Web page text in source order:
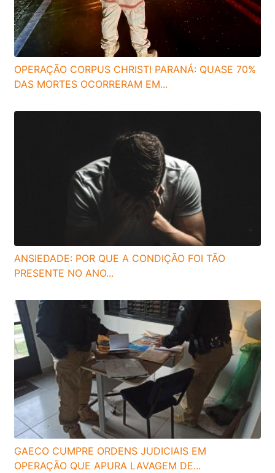
OPERAÇÃO CORPUS CHRISTI PARANÁ: QUASE 70%
DAS MORTES OCORRERAM EM...
ANSIEDADE: POR QUE A CONDIÇÃO FOI TÃO
PRESENTE NO ANO...
GAECO CUMPRE ORDENS JUDICIAIS EM
OPERAÇÃO QUE APURA LAVAGEM DE...